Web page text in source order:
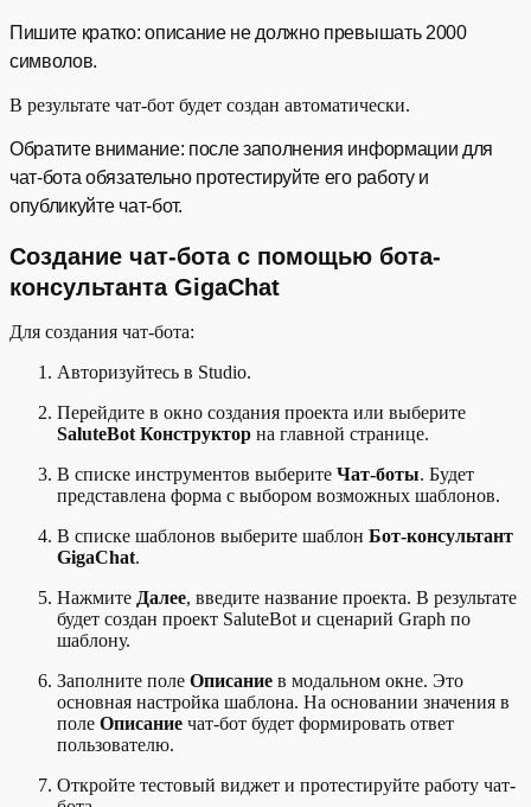
Пишите кратко: описание не должно превышать 2000
символов.
В результате чат-бот будет создан автоматически.
Обратите внимание: после заполнения информации для
чат-бота обязательно протестируйте его работу и
опубликуйте чат-бот.
Создание чат-бота с помощью бота-
консультанта GigaChat
Для создания чат-бота:
Авторизуйтесь в Studio.
Перейдите в окно создания проекта или выберите
SaluteBot Конструктор на главной странице.
В списке инструментов выберите Чат-боты. Будет
представлена форма с выбором возможных шаблонов.
В списке шаблонов выберите шаблон Бот-консультант
GigaChat.
Нажмите Далее, введите название проекта. В результате
будет создан проект SaluteBot и сценарий Graph по
шаблону.
Заполните поле Описание в модальном окне. Это
основная настройка шаблона. На основании значения в
поле Описание чат-бот будет формировать ответ
пользователю.
Откройте тестовый виджет и протестируйте работу чат-